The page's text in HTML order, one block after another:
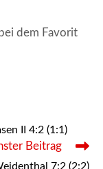
dem Favorit
II 4:2 (1:1)
Beitrag
7:2 (2:2)